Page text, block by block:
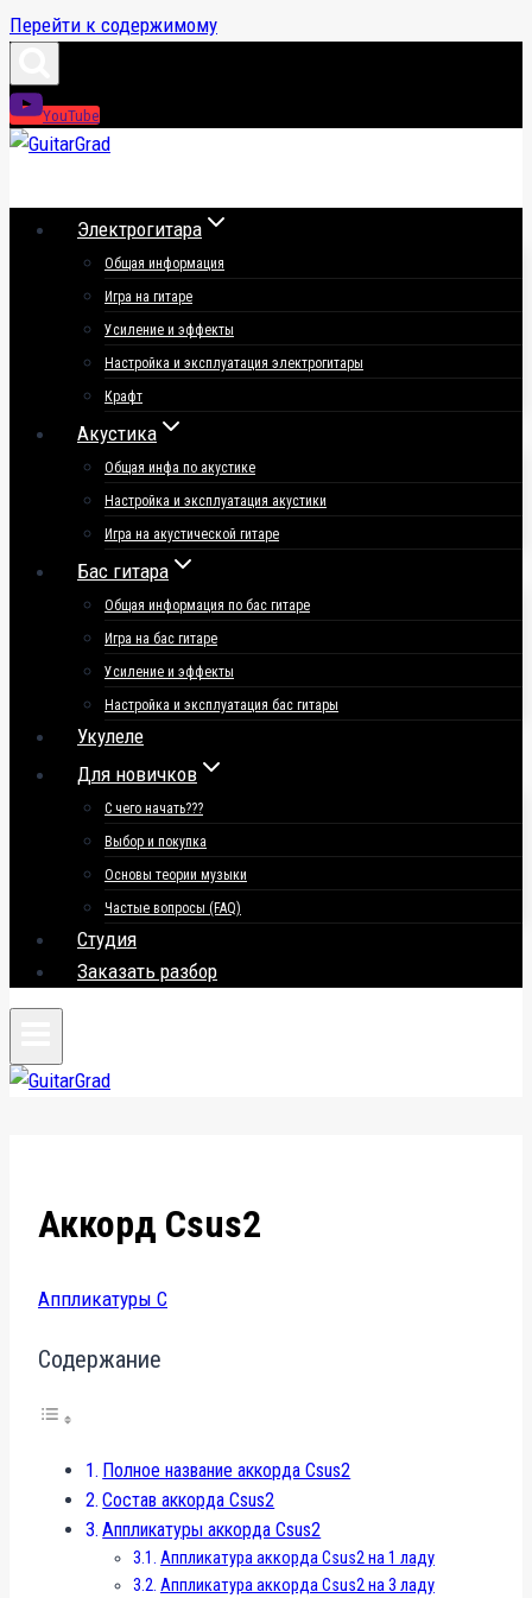
Перейти к содержимому
YouTube
Электрогитара
Общая информация
Игра на гитаре
Усиление и эффекты
Настройка и эксплуатация электрогитары
Крафт
Акустика
Общая инфа по акустике
Настройка и эксплуатация акустики
Игра на акустической гитаре
Бас гитара
Общая информация по бас гитаре
Игра на бас гитаре
Усиление и эффекты
Настройка и эксплуатация бас гитары
Укулеле
Для новичков
С чего начать???
Выбор и покупка
Основы теории музыки
Частые вопросы (FAQ)
Студия
Заказать разбор
Аккорд Csus2
Аппликатуры C
Содержание
Полное название аккорда Csus2
Состав аккорда Csus2
Аппликатуры аккорда Csus2
Аппликатура аккорда Csus2 на 1 ладу
Аппликатура аккорда Csus2 на 3 ладу